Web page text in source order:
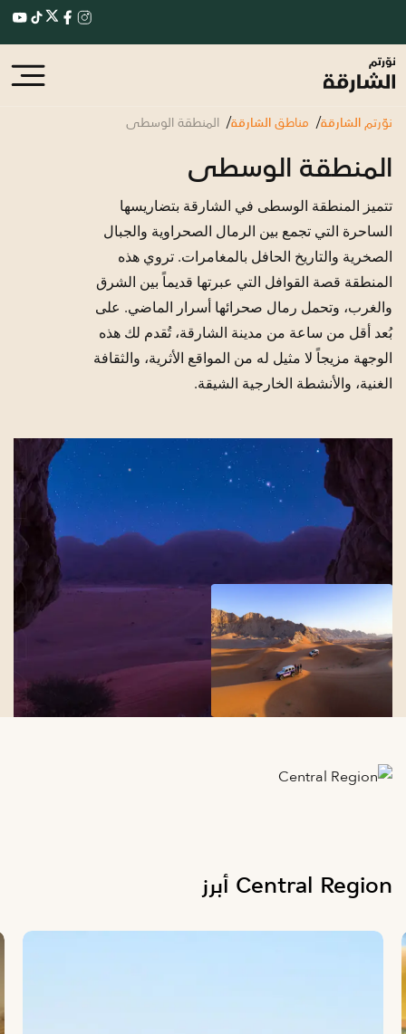
نوّرتم الشارقة مناطق الشارقة المنطقة الوسطى
المنطقة الوسطى
تتميز المنطقة الوسطى في الشارقة بتضاريسها
الساحرة التي تجمع بين الرمال الصحراوية والجبال
الصخرية والتاريخ الحافل بالمغامرات. تروي هذه
المنطقة قصة القوافل التي عبرتها قديماً بين الشرق
والغرب، وتحمل رمال صحرائها أسرار الماضي. على
بُعد أقل من ساعة من مدينة الشارقة، تُقدم لك هذه
الوجهة مزيجاً لا مثيل له من المواقع الأثرية، والثقافة
الغنية، والأنشطة الخارجية الشيقة.
Central Region أبرز